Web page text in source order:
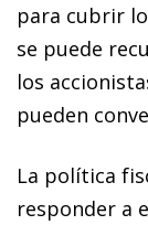
para cubrir
se puede
los
pueden
La política
responder a